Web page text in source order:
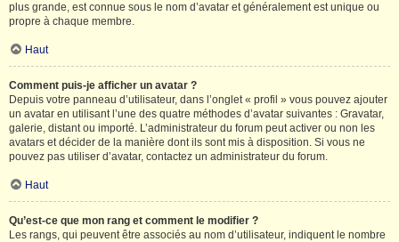
plus grande, est connue sous le nom d’avatar et généralement est unique ou
propre à chaque membre.
Haut
Comment puis-je afficher un avatar ?
Depuis votre panneau d’utilisateur, dans l’onglet « profil » vous pouvez ajouter
un avatar en utilisant l’une des quatre méthodes d’avatar suivantes : Gravatar,
galerie, distant ou importé. L’administrateur du forum peut activer ou non les
avatars et décider de la manière dont ils sont mis à disposition. Si vous ne
pouvez pas utiliser d’avatar, contactez un administrateur du forum.
Haut
Qu’est-ce que mon rang et comment le modifier ?
Les rangs, qui peuvent être associés au nom d’utilisateur, indiquent le nombre